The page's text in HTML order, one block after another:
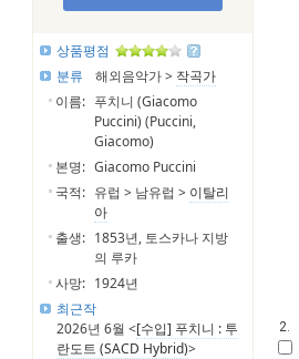
상품평점
분류
해외음악가 > 작곡가
이름: 푸치니 (Giacomo
Puccini) (Puccini,
Giacomo)
본명: Giacomo Puccini
국적: 유럽 > 남유럽 > 이탈리
아
출생: 1853년, 토스카나 지방
의 루카
사망: 1924년
최근작
2026년 6월 <[수입] 푸치니 : 투
란도트 (SACD Hybrid)>
2.